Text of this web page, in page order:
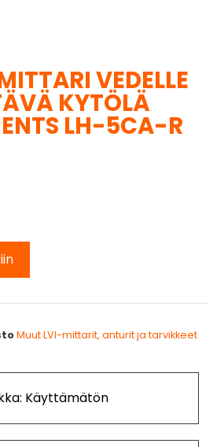
VEDELLE
KYTÖLÄ
LH-5CA-R
Muut LVI-mittarit, anturit ja tarvikkeet
Käyttämätön